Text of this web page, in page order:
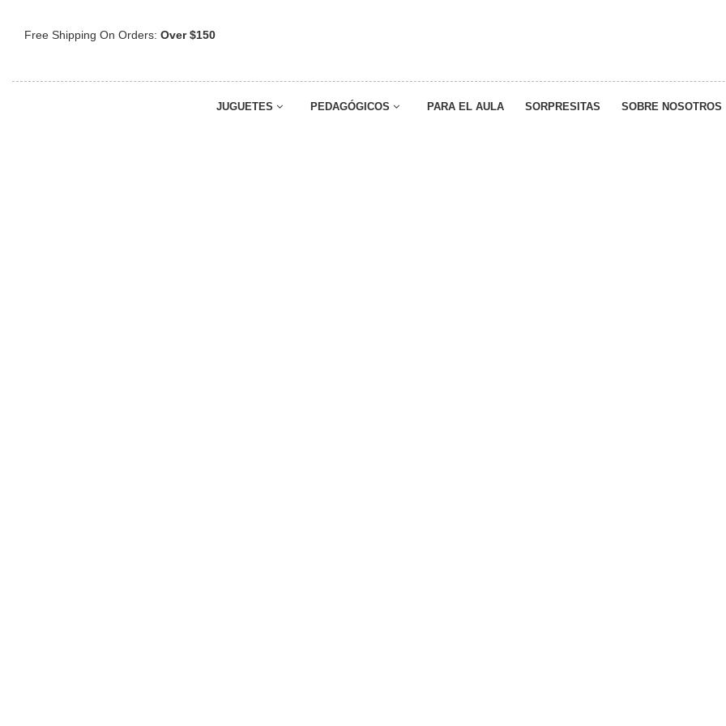
Free Shipping On Orders: Over $150
JUGUETES PEDAGÓGICOS PARA EL AULA SORPRESITAS SOBRE NOSOTROS